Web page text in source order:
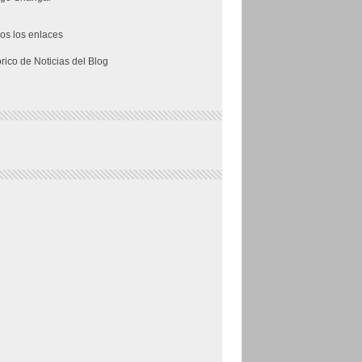
los enlaces
de Noticias del Blog